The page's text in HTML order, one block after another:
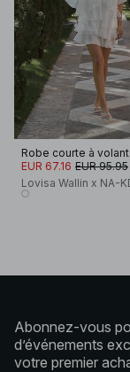
EUR 67.16 EUR 95.95
Lovisa Wallin x NA-
Abonnez-vous
d’événements
votre premier